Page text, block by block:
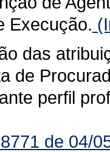
Execução.
das
de
perfil
de 04/